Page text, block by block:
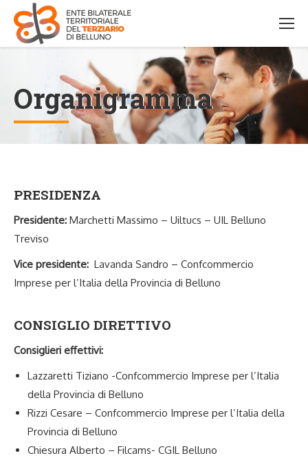
Organigramma
PRESIDENZA
Presidente: Marchetti Massimo – Uiltucs – UIL Belluno
Treviso
Vice presidente: Lavanda Sandro – Confcommercio
Imprese per l’Italia della Provincia di Belluno
CONSIGLIO DIRETTIVO
Consiglieri effettivi:
Lazzaretti Tiziano -Confcommercio Imprese per l’Italia
della Provincia di Belluno
Rizzi Cesare – Confcommercio Imprese per l’Italia della
Provincia di Belluno
Chiesura Alberto – Filcams- CGIL Belluno